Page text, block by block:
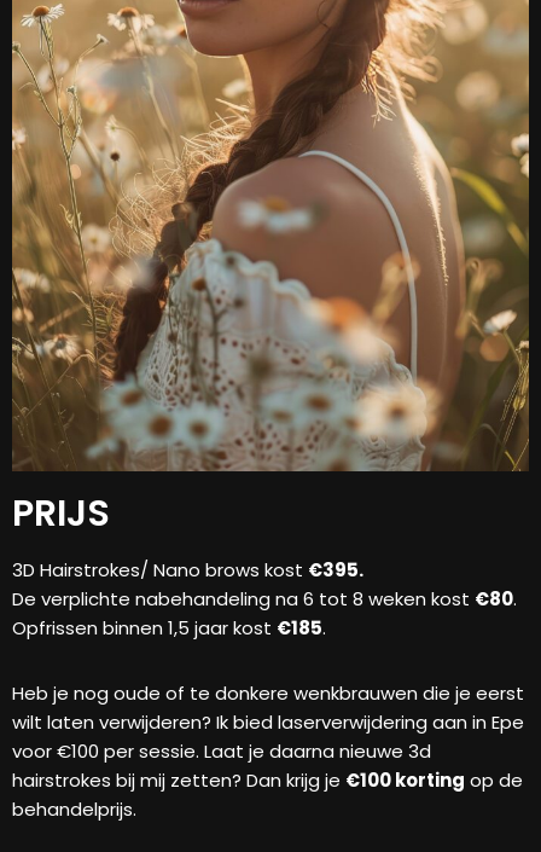
PRIJS
3D Hairstrokes/ Nano brows kost €395.
De verplichte nabehandeling na 6 tot 8 weken kost €80.
Opfrissen binnen 1,5 jaar kost €185.
Heb je nog oude of te donkere wenkbrauwen die je eerst
wilt laten verwijderen? Ik bied laserverwijdering aan in Epe
voor €100 per sessie. Laat je daarna nieuwe 3d
hairstrokes bij mij zetten? Dan krijg je €100 korting op de
behandelprijs.